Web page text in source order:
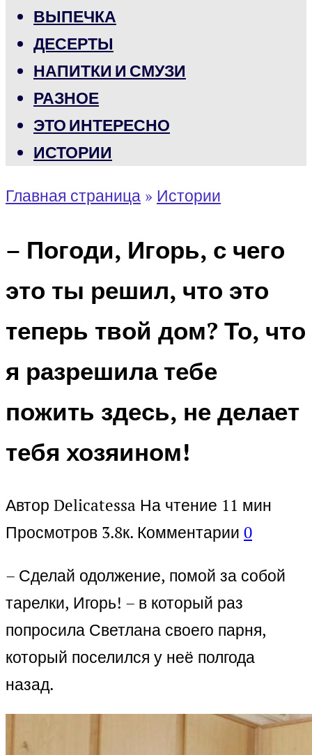
ВЫПЕЧКА
ДЕСЕРТЫ
НАПИТКИ И СМУЗИ
РАЗНОЕ
ЭТО ИНТЕРЕСНО
ИСТОРИИ
Главная страница » Истории
– Погоди, Игорь, с чего
это ты решил, что это
теперь твой дом? То, что
я разрешила тебе
пожить здесь, не делает
тебя хозяином!
Автор Delicatessa На чтение 11 мин
Просмотров 3.8к. Комментарии 0
– Сделай одолжение, помой за собой
тарелки, Игорь! – в который раз
попросила Светлана своего парня,
который поселился у неё полгода
назад.